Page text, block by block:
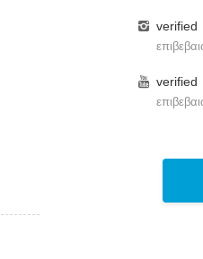
verified
verified